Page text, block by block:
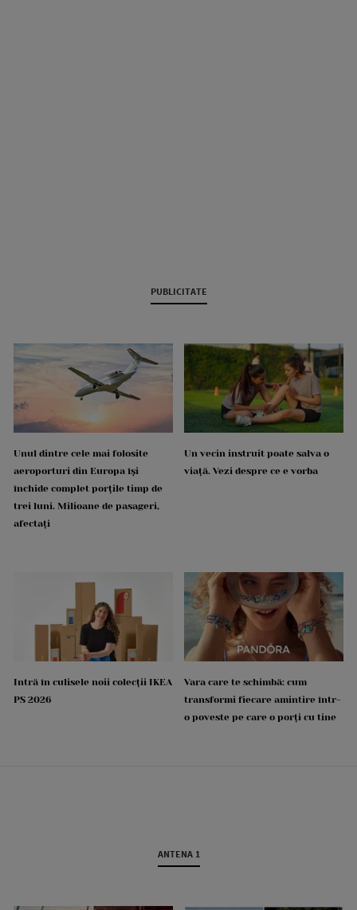
PUBLICITATE
Unul dintre cele mai folosite
aeroporturi din Europa își
închide complet porțile timp de
trei luni. Milioane de pasageri,
afectați
Un vecin instruit poate salva o
viață. Vezi despre ce e vorba
Intră în culisele noii colecții IKEA
PS 2026
Vara care te schimbă: cum
transformi fiecare amintire într-
o poveste pe care o porți cu tine
ANTENA 1